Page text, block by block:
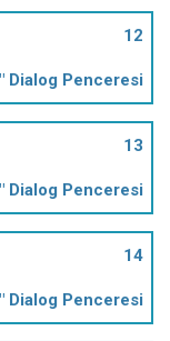
12
Dialog Penceresi
13
Dialog Penceresi
14
Dialog Penceresi